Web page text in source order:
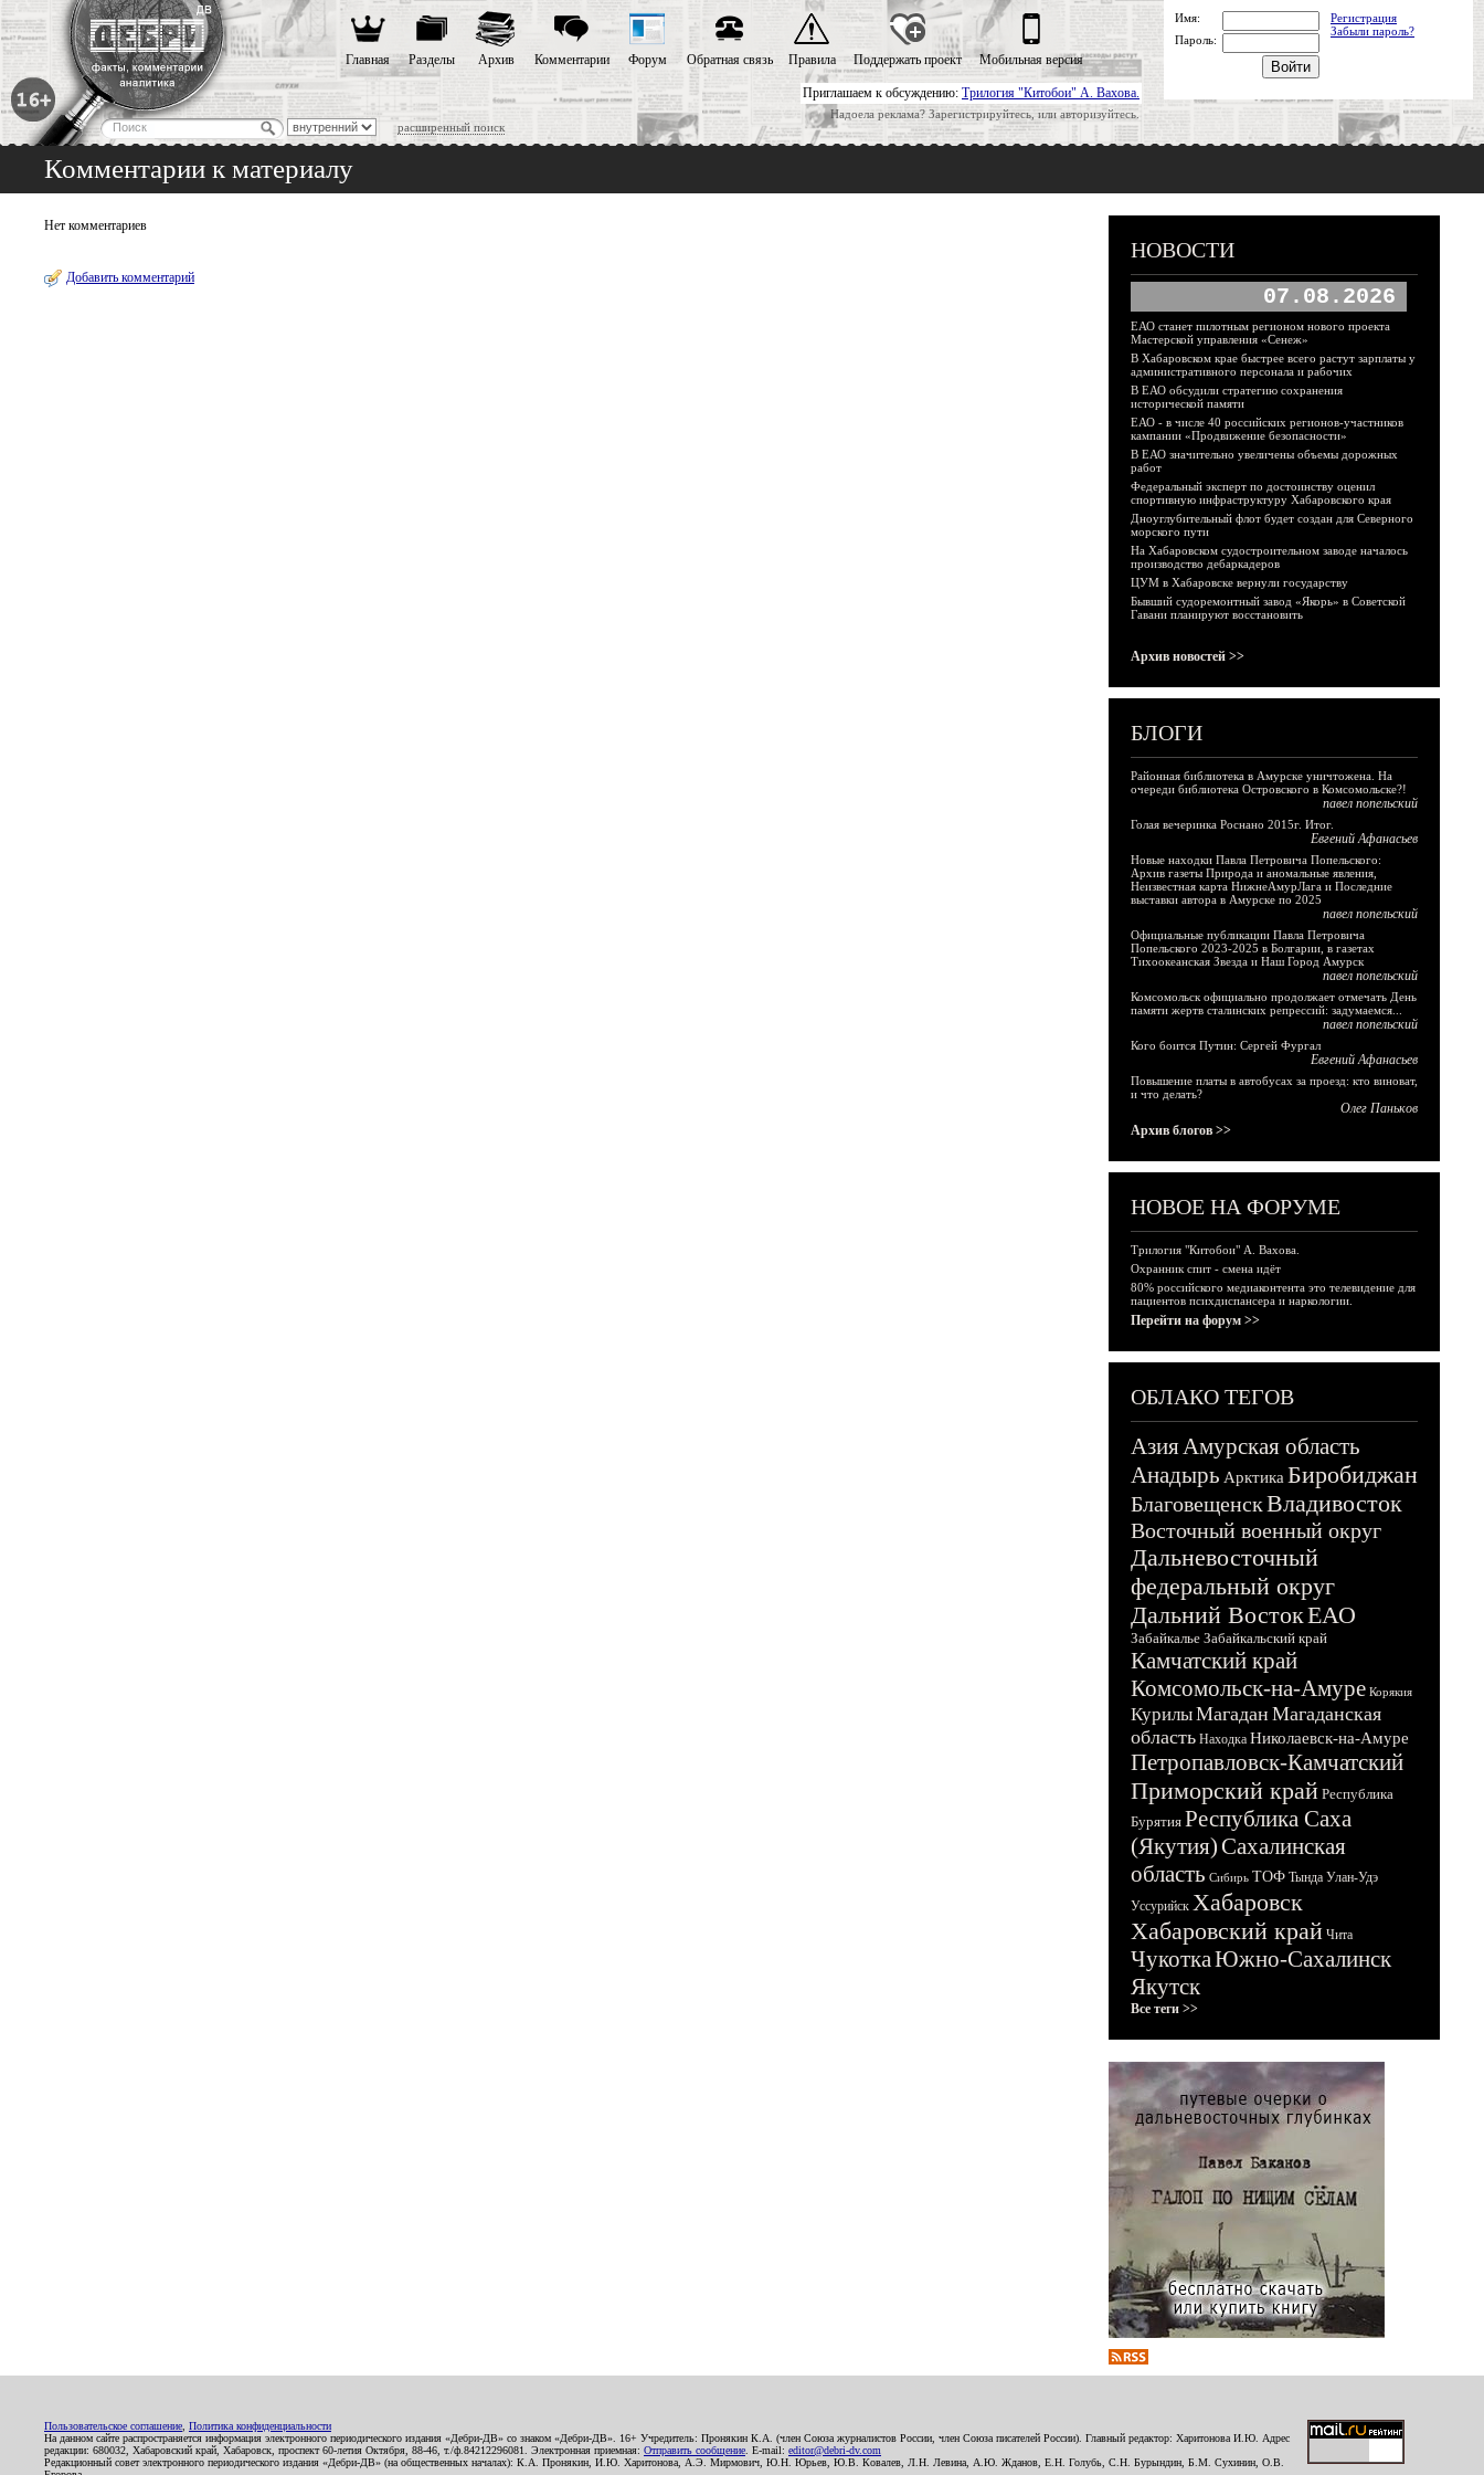
Приглашаем к обсуждению: Трилогия "Китобои" А. Вахова.
Надоела реклама? Зарегистрируйтесь, или авторизуйтесь.
расширенный поиск
Главная Разделы Архив Комментарии Форум Обратная связь Правила Поддержать проект Мобильная версия
Имя:
Регистрация
Забыли пароль?
Пароль:
Комментарии к материалу
Нет комментариев
Добавить комментарий
НОВОСТИ
07.08.2026
ЕАО станет пилотным регионом нового проекта
Мастерской управления «Сенеж»
В Хабаровском крае быстрее всего растут зарплаты у
административного персонала и рабочих
В ЕАО обсудили стратегию сохранения
исторической памяти
ЕАО - в числе 40 российских регионов-участников
кампании «Продвижение безопасности»
В ЕАО значительно увеличены объемы дорожных
работ
Федеральный эксперт по достоинству оценил
спортивную инфраструктуру Хабаровского края
Дноуглубительный флот будет создан для Северного
морского пути
На Хабаровском судостроительном заводе началось
производство дебаркадеров
ЦУМ в Хабаровске вернули государству
Бывший судоремонтный завод «Якорь» в Советской
Гавани планируют восстановить
Архив новостей >>
БЛОГИ
Районная библиотека в Амурске уничтожена. На
очереди библиотека Островского в Комсомольске?!
павел попельский
Голая вечеринка Роснано 2015г. Итог.
Евгений Афанасьев
Новые находки Павла Петровича Попельского:
Архив газеты Природа и аномальные явления,
Неизвестная карта НижнеАмурЛага и Последние
выставки автора в Амурске по 2025
павел попельский
Официальные публикации Павла Петровича
Попельского 2023-2025 в Болгарии, в газетах
Тихоокеанская Звезда и Наш Город Амурск
павел попельский
Комсомольск официально продолжает отмечать День
памяти жертв сталинских репрессий: задумаемся...
павел попельский
Кого боится Путин: Сергей Фургал
Евгений Афанасьев
Повышение платы в автобусах за проезд: кто виноват,
и что делать?
Олег Паньков
Архив блогов >>
НОВОЕ НА ФОРУМЕ
Трилогия "Китобои" А. Вахова.
Охранник спит - смена идёт
80% российского медиаконтента это телевидение для
пациентов психдиспансера и наркологии.
Перейти на форум >>
ОБЛАКО ТЕГОВ
АзияАмурская область
Анадырь Арктика Биробиджан
БлаговещенскВладивосток
Восточный военный округ
Дальневосточный
федеральный округ
Дальний ВостокЕАО
Забайкалье Забайкальский край
Камчатский край
Комсомольск-на-Амуре Корякия
КурилыМагадан Магаданская
область Находка Николаевск-на-Амуре
Петропавловск-Камчатский
Приморский край Республика
Бурятия Республика Саха
(Якутия)Сахалинская
область Сибирь ТОФ Тында Улан-Удэ
Уссурийск Хабаровск
Хабаровский край Чита
ЧукоткаЮжно-Сахалинск
Якутск
Все теги >>
Пользовательское соглашение Политика конфиденциальности
На данном сайте распространяется информация электронного периодического издания «Дебри-ДВ» со знаком «Дебри-ДВ». 16+ Учредитель: Пронякин К.А. (член Союза журналистов России, член Союза писателей России). Главный редактор: Харитонова И.Ю. Адрес
редакции: 680032, Хабаровский край, Хабаровск, проспект 60-летия Октября, 88-46, т./ф.84212296081. Электронная приемная: Отправить сообщение . E-mail: editor@debri-dv.com
Редакционный совет электронного периодического издания «Дебри-ДВ» (на общественных началах): К.А. Пронякин, И.Ю. Харитонова, А.Э. Мирмович, Ю.Н. Юрьев, Ю.В. Ковалев, Л.Н. Левина, А.Ю. Жданов, Е.Н. Голубь, С.Н. Бурындин, Б.М. Сухинин, О.В.